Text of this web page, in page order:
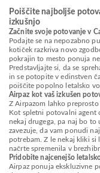
Poiščite najboljše
izkušnjo
Začnite svoje potovanje v
Podajte se na nepozabno
kotiček razkriva novo
pokrajin to mesto ponuja
Predstavljajte si, da se
in se potopite v edinstven
poiščite popolno letalsko
Airpaz kot vaš izkušen
Z Airpazom lahko preprosto
Kot spletni potovalni agent
nekaj drugega, pa naj bo
zavezuje, da vam ponudi
potrebam. Z le nekaj kliki si
načrte spremenila v
Pridobite najcenejšo
Airpaz ponuja ekskluzivne